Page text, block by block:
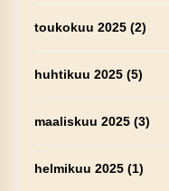
toukokuu 2025(2)
huhtikuu 2025(5)
maaliskuu 2025(3)
helmikuu 2025(1)